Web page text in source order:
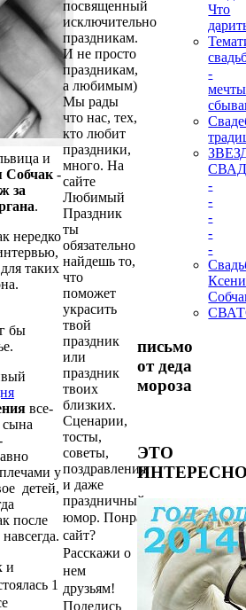
и
Собчак -
за
.
нередко
таких
бы
все-
сына
у
детей,
после
и
1
посвященный
исключительно
праздникам.
И не просто
праздникам,
а любимым)
Мы рады
что нас, тех,
кто любит
праздники,
много. На
сайте
Любимый
Праздник
ты
обязательно
найдешь то,
что
поможет
украсить
твой
праздник
или
праздник
твоих
близких.
Сценарии,
тосты,
советы,
поздравления,
и даже
праздничный
юмор. Понравился
сайт?
Расскажи о
нем
друзьям!
Поделись
Что
-
мечты
-
-
-
-
-
письмо
от деда
мороза
ЭТО